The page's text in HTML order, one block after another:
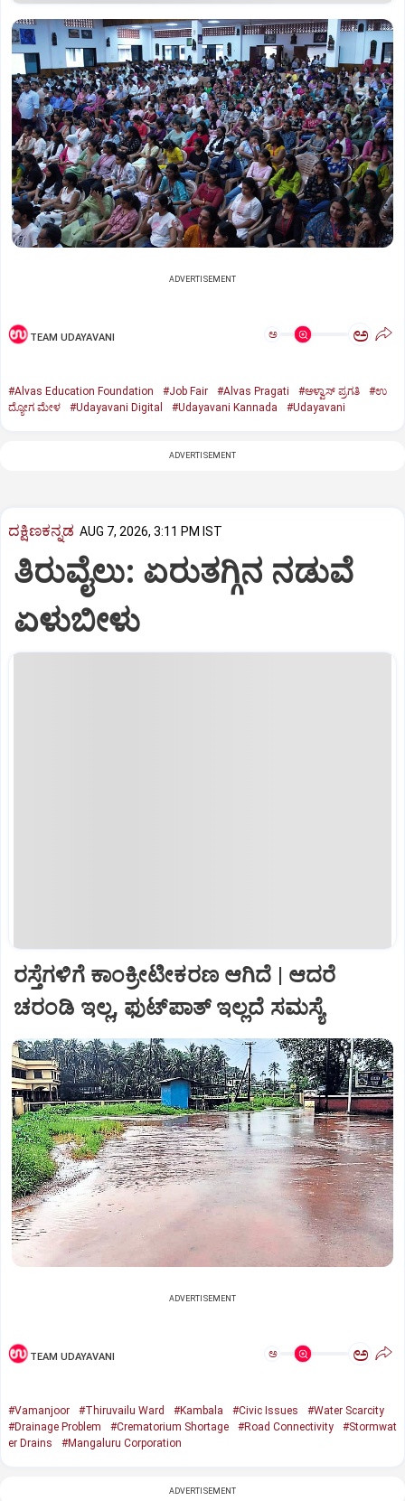
ADVERTISEMENT
TEAM UDAYAVANI ಅ ಅ
#Alvas Education Foundation #Job Fair #Alvas Pragati #ಆಳ್ವಾಸ್‌ ಪ್ರಗತಿ
#ಉ
ದ್ಯೋಗ ಮೇಳ
#Udayavani Digital #Udayavani Kannada #Udayavani
ADVERTISEMENT
ದಕ್ಷಿಣಕನ್ನಡ AUG 7, 2026, 3:11 PM IST
ತಿರುವೈಲು: ಏರುತಗ್ಗಿನ ನಡುವೆ
ಏಳುಬೀಳು
ರಸ್ತೆಗಳಿಗೆ ಕಾಂಕ್ರೀಟೀಕರಣ ಆಗಿದೆ | ಆದರೆ
ಚರಂಡಿ ಇಲ್ಲ, ಫುಟ್‌ಪಾತ್‌ ಇಲ್ಲದೆ ಸಮಸ್ಯೆ
ADVERTISEMENT
TEAM UDAYAVANI ಅ ಅ
#Vamanjoor #Thiruvailu Ward #Kambala #Civic Issues
#Water Scarcity
#Drainage Problem
#Crematorium Shortage #Road Connectivity
#Stormwat
er Drains
#Mangaluru Corporation
ADVERTISEMENT